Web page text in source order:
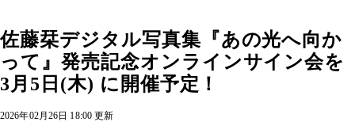
佐藤栞デジタル写真集『あの光へ向か
って』発売記念オンラインサイン会を
3月5日(木) に開催予定！
2026年02月26日 18:00 更新